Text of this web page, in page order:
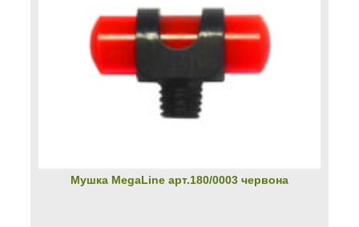
Мушка MegaLine арт.180/0003 червона